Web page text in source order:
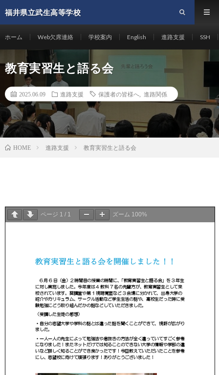
福井県立武生高等学校
ホーム Web欠席連絡 学校案内 English 進路支援 SSH
教育実習生と語る会
2025.06.09 進路支援 保護者の皆様へ 進路関係
HOME 進路支援 教育実習生と語る会
ページ 1 / 1 ズーム 100%